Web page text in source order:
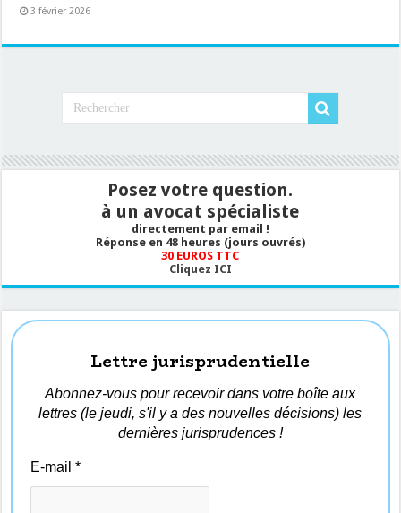
3 février 2026
Posez votre question.
à un avocat spécialiste
directement par email !
Réponse en 48 heures (jours ouvrés)
30 EUROS TTC
Cliquez ICI
Lettre jurisprudentielle
Abonnez-vous pour recevoir dans votre boîte aux
lettres (le jeudi, s'il y a des nouvelles décisions) les
dernières jurisprudences !
E-mail*